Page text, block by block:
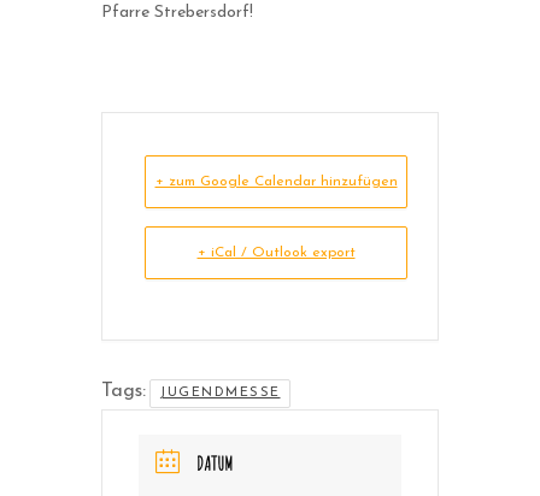
Pfarre Strebersdorf!
+ zum Google Calendar hinzufügen
+ iCal / Outlook export
Tags: JUGENDMESSE
DATUM